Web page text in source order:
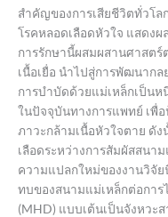
สำคัญของการเสียชีวิตทั่วโ
โรคหลอดเลือดหัวใจ แสดง
การรักษานี้ผสมผสานศาสตร์
เนื้อเยื่อ นำไปสู่การพัฒนาก
การบำบัดด้วยแม่เหล็กเป็น
ในปัจจุบันทางการแพทย์ เพื่
ภาวะกล้ามเนื้อหัวใจตาย ดัง
เลือดระหว่างการสัมผัสสน
ความแปลกใหม่ของงานวิจัย
ทบของสนามแม่เหล็กต่อการ
(MHD) แบบเต้นเป็นจังหวะ